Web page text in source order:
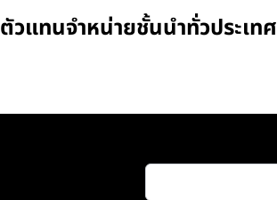
ตัวแทนจำหน่ายชั้นนำทั่วประเทศ